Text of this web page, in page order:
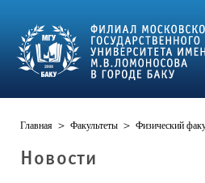
Главная > Факультеты > Физический
Новости